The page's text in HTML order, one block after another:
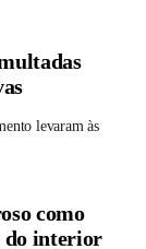
levaram às
como
do interior